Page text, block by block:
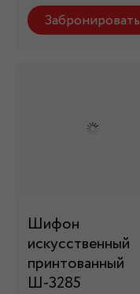
Забронировать
Шифон
искусственный
принтованный
Ш-3285